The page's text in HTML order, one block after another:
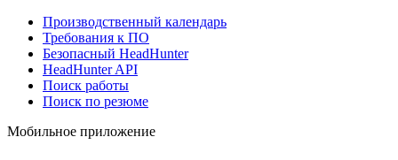
Производственный календарь
Требования к ПО
Безопасный HeadHunter
HeadHunter API
Поиск работы
Поиск по резюме
Мобильное приложение